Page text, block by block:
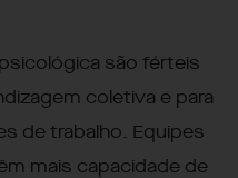
são férteis
coletiva e para
de trabalho. Equipes
mais capacidade de